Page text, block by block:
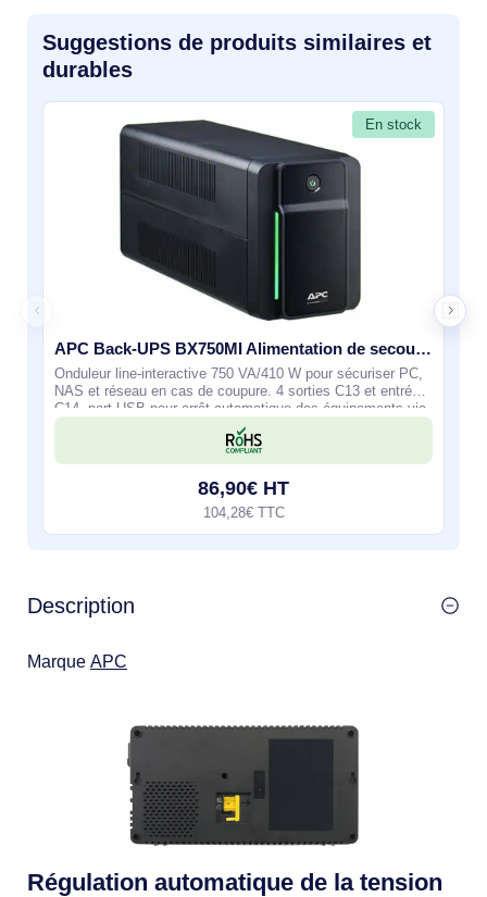
Suggestions de produits similaires et
durables
En stock
APC Back-UPS BX750MI Alimentation de secours - 750 VA, 4x C13, USB
Onduleur line-interactive 750 VA/410 W pour sécuriser PC,
NAS et réseau en cas de coupure. 4 sorties C13 et entrée
C14, port USB pour arrêt automatique des équipements via
logiciel. AVR intégrée pour
86,90€ HT
104,28€ TTC
Description
Marque APC
Régulation automatique de la tension